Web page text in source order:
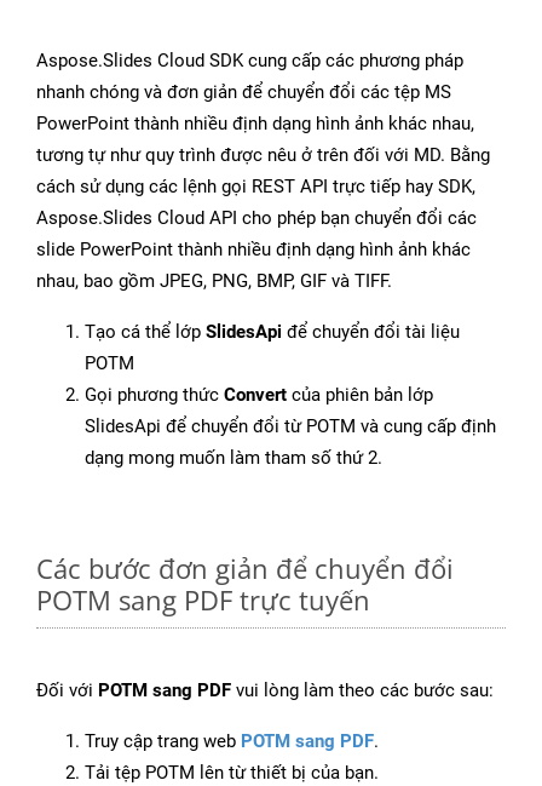
Aspose.Slides Cloud SDK cung cấp các phương pháp
nhanh chóng và đơn giản để chuyển đổi các tệp MS
PowerPoint thành nhiều định dạng hình ảnh khác nhau,
tương tự như quy trình được nêu ở trên đối với MD. Bằng
cách sử dụng các lệnh gọi REST API trực tiếp hay SDK,
Aspose.Slides Cloud API cho phép bạn chuyển đổi các
slide PowerPoint thành nhiều định dạng hình ảnh khác
nhau, bao gồm JPEG, PNG, BMP, GIF và TIFF.
Tạo cá thể lớp SlidesApi để chuyển đổi tài liệu
POTM
Gọi phương thức Convert của phiên bản lớp
SlidesApi để chuyển đổi từ POTM và cung cấp định
dạng mong muốn làm tham số thứ 2.
Các bước đơn giản để chuyển đổi
POTM sang PDF trực tuyến
Đối với POTM sang PDF vui lòng làm theo các bước sau:
Truy cập trang web POTM sang PDF.
Tải tệp POTM lên từ thiết bị của bạn.